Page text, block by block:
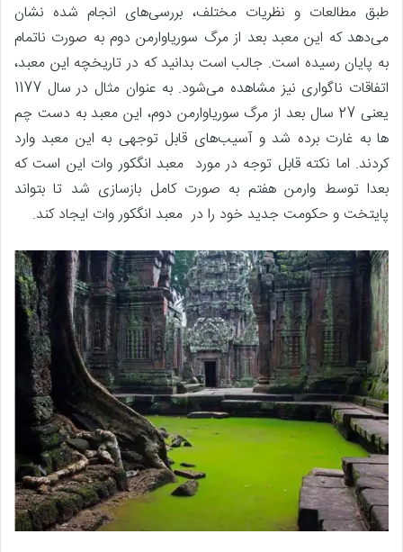
طبق مطالعات و نظریات مختلف، بررسی‌های انجام شده نشان
می‌دهد که این معبد بعد از مرگ سوریاوارمن دوم به صورت ناتمام
به پایان رسیده است. جالب است بدانید که در تاریخچه این معبد،
اتفاقات ناگواری نیز مشاهده می‌شود. به عنوان مثال در سال 1177
یعنی 27 سال بعد از مرگ سوریاوارمن دوم، این معبد به دست چم
ها به غارت برده شد و آسیب‌های قابل توجهی به این معبد وارد
کردند. اما نکته قابل توجه در مورد معبد انگکور وات این است که
بعدا توسط وارمن هفتم به صورت کامل بازسازی شد تا بتواند
پایتخت و حکومت جدید خود را در معبد انگکور وات ایجاد کند.